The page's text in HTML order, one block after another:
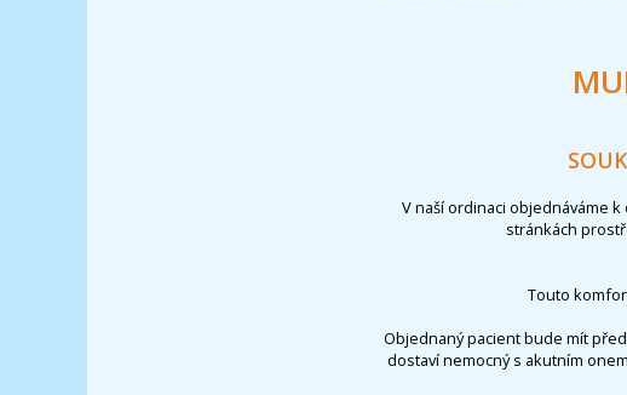
V naší ordinaci objednáváme
stránkách
Touto
Objednaný pacient bude mít
dostaví nemocný s akutním